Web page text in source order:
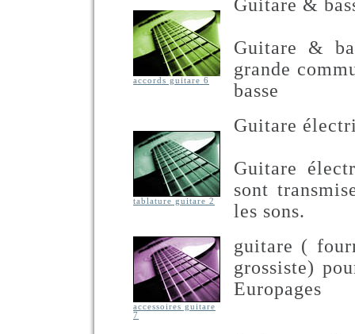
accords guitare 6
Guitare &
Guitare &
grande
basse
tablature guitare 2
Guitare
Guitare
sont
les sons.
accessoires guitare
7
guitare (
grossiste)
Europages